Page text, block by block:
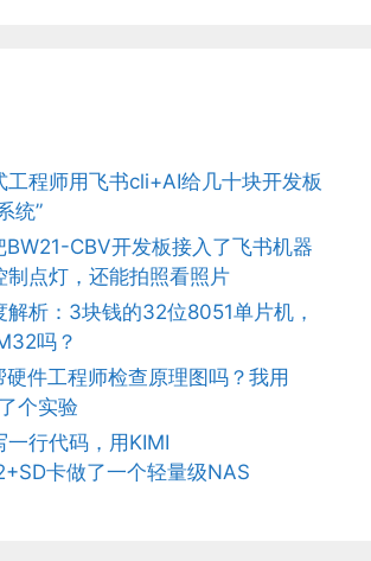
工程师用飞书cli+AI给几十块开发板
统”
BW21-CBV开发板接入了飞书机器
制点灯，还能拍照看照片
解析：3块钱的32位8051单片机，
吗？
件工程师检查原理图吗？我用
个实验
一行代码，用KIMI
卡做了一个轻量级NAS